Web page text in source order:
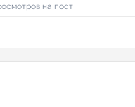
на пост